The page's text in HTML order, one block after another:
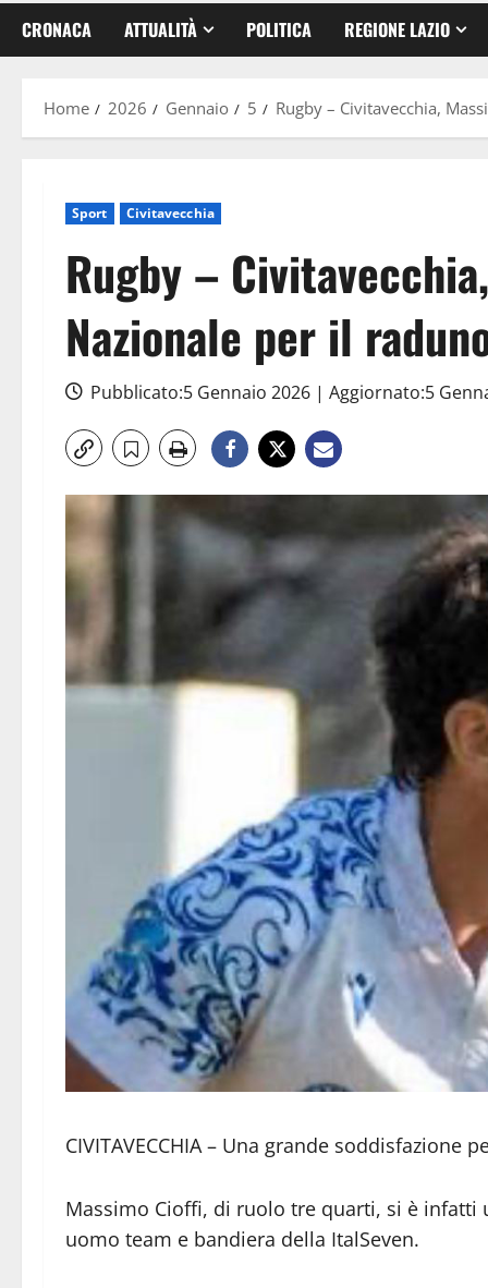
CRONACA ATTUALITÀ POLITICA REGIONE LAZIO
Home 2026 Gennaio 5 Rugby – Civitavecchia,
Sport Civitavecchia
Rugby –
Nazionale per il
Pubblicato:5 Gennaio 2026 | Aggiornato:5
CIVITAVECCHIA – Una grande soddisfazione
Massimo Cioffi, di ruolo tre quarti, si è
uomo team e bandiera della ItalSeven.